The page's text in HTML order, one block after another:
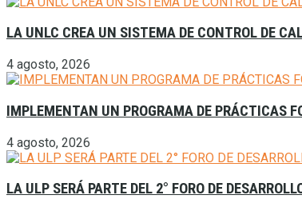
LA UNLC CREA UN SISTEMA DE CONTROL DE
4 agosto, 2026
IMPLEMENTAN UN PROGRAMA DE PRÁCTICAS
4 agosto, 2026
LA ULP SERÁ PARTE DEL 2° FORO DE